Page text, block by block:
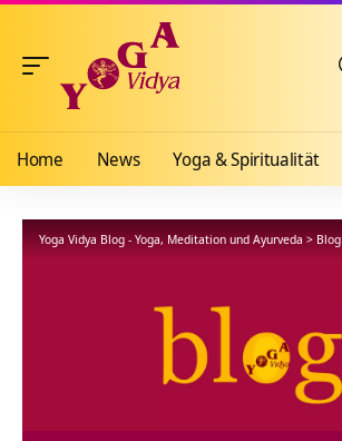
Home News Yoga & Spiritualität
Yoga Vidya Blog - Yoga, Meditation und Ayurveda > Blog